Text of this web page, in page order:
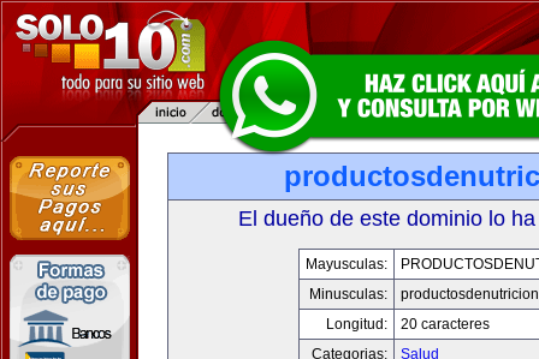
El dueño de este dominio lo
Mayusculas:
Minusculas:
Longitud:
20 caracteres
Categorias:
Salud